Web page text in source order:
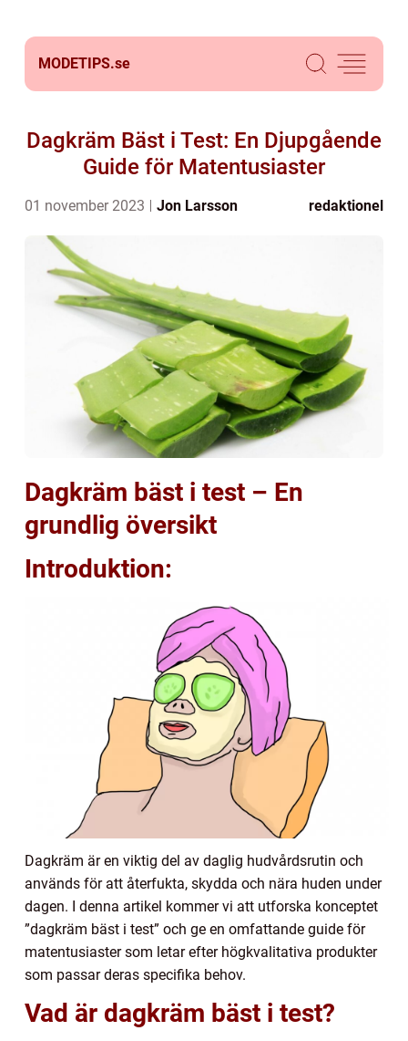
MODETIPS.se
Dagkräm Bäst i Test: En Djupgående
Guide för Matentusiaster
01 november 2023 Jon Larsson redaktionel
Dagkräm bäst i test – En
grundlig översikt
Introduktion:
Dagkräm är en viktig del av daglig hudvårdsrutin och
används för att återfukta, skydda och nära huden under
dagen. I denna artikel kommer vi att utforska konceptet
”dagkräm bäst i test” och ge en omfattande guide för
matentusiaster som letar efter högkvalitativa produkter
som passar deras specifika behov.
Vad är dagkräm bäst i test?